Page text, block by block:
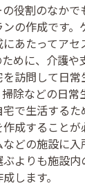
役割のなか
の作成です。
あたってアセ
めに、介護
訪問して日
除などの日
宅で生活する
成すること
どの施設に
よりも施設
します。